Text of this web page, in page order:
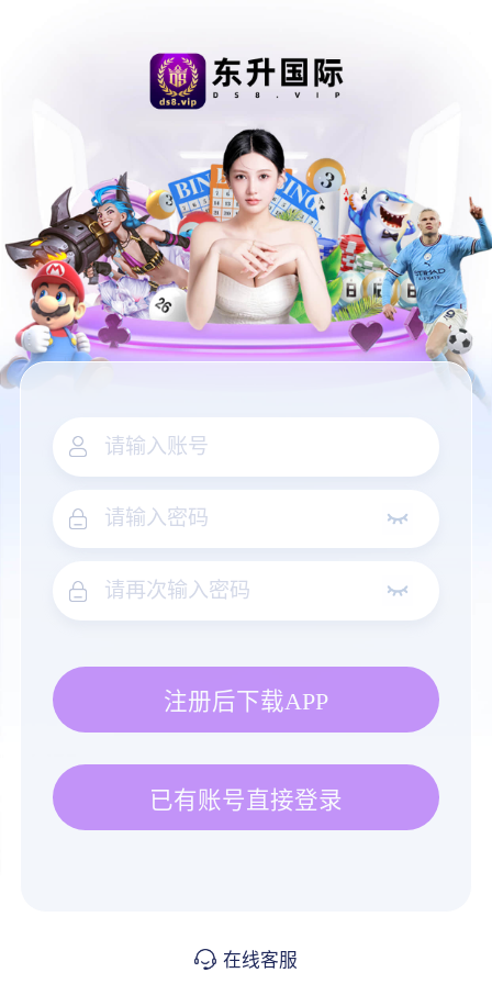
注册后下载APP
已有账号直接登录
在线客服